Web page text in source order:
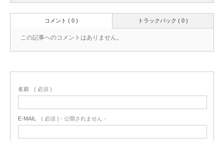
トラックバック ( 0 )
コメント ( 0 )
この記事へのコメントはありません。
名前 ( 必須 )
E-MAIL ( 必須 ) - 公開されません -